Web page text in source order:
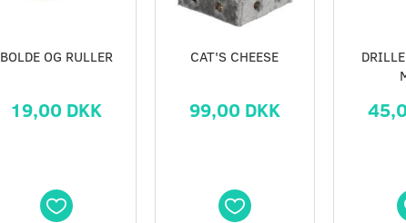
BOLDE OG RULLER
19,00 DKK
CAT'S CHEESE
99,00 DKK